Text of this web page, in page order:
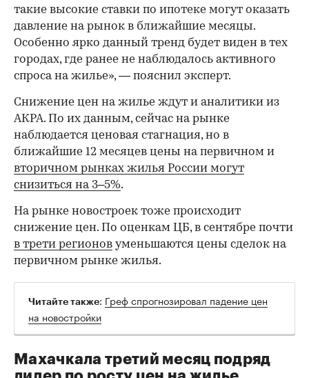
такие высокие ставки по ипотеке могут оказать
давление на рынок в ближайшие месяцы.
Особенно ярко данный тренд будет виден в тех
городах, где ранее не наблюдалось активного
спроса на жилье», — пояснил эксперт.
Снижение цен на жилье ждут и аналитики из
АКРА. По их данным, сейчас на рынке
наблюдается ценовая стагнация, но в
ближайшие 12 месяцев цены на первичном и
вторичном рынках жилья России могут
снизиться на 3–5%.
На рынке новостроек тоже происходит
снижение цен. По оценкам ЦБ, в сентябре почти
в трети регионов уменьшаются цены сделок на
первичном рынке жилья.
Читайте также: Греф спрогнозировал падение цен
на новостройки
Махачкала третий месяц подряд